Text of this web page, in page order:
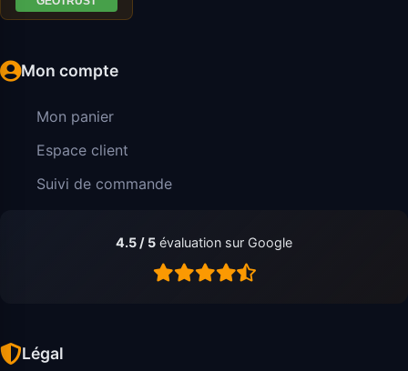
Mon compte
Mon panier
Espace client
Suivi de commande
4.5 / 5 évaluation sur Google
Légal